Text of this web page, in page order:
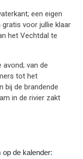
een eigen
voor jullie klaar
het Vechtdal te
van de
tot het
bij de brandende
in de rivier zakt
de kalender: